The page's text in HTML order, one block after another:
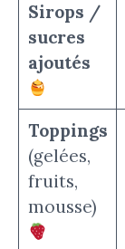
Sirops /
sucres
ajoutés
Toppings
(gelées,
fruits,
mousse)